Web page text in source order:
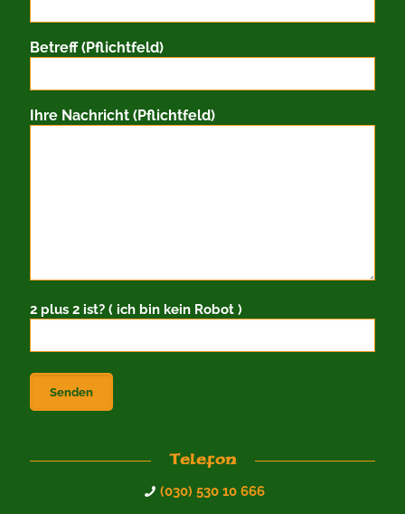
Betreff (Pflichtfeld)
Ihre Nachricht (Pflichtfeld)
2 plus 2 ist? ( ich bin kein Robot )
Telefon
(030) 530 10 666